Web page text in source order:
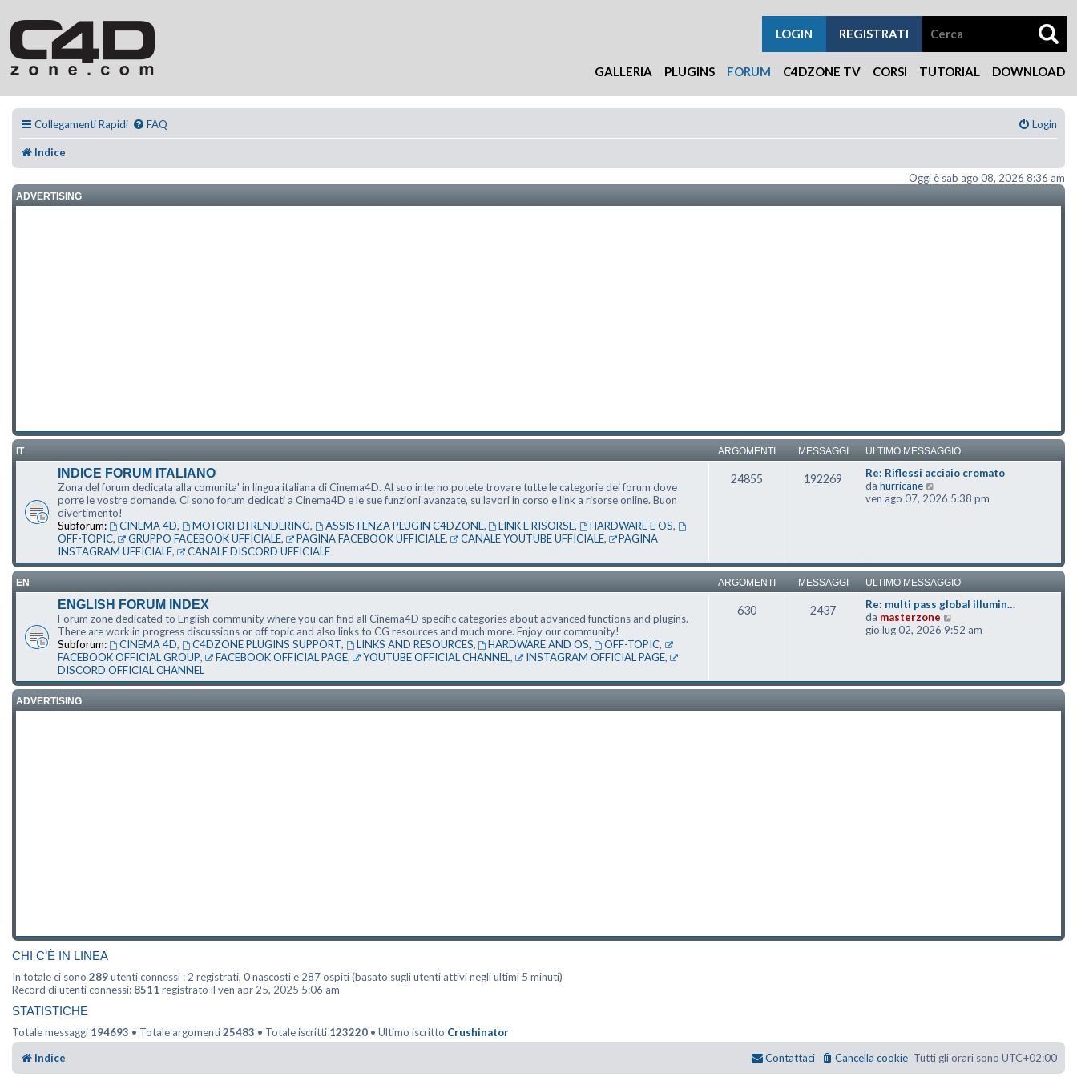
GALLERIA PLUGINS FORUM C4DZONE TV CORSI TUTORIAL DOWNLOAD
REGISTRATI
LOGIN
Collegamenti Rapidi FAQ Login
Indice
Oggi è sab ago 08, 2026 8:36 am
ADVERTISING
IT ARGOMENTI MESSAGGI ULTIMO MESSAGGIO
INDICE FORUM ITALIANO
Zona del forum dedicata alla comunita' in lingua italiana di Cinema4D. Al suo interno potete trovare tutte le categorie dei forum dove
porre le vostre domande. Ci sono forum dedicati a Cinema4D e le sue funzioni avanzate, su lavori in corso e link a risorse online. Buon
divertimento!
Subforum:
CINEMA 4D, MOTORI DI RENDERING, ASSISTENZA PLUGIN C4DZONE, LINK E RISORSE, HARDWARE E OS,
OFF-TOPIC, GRUPPO FACEBOOK UFFICIALE, PAGINA FACEBOOK UFFICIALE, CANALE YOUTUBE UFFICIALE,
PAGINA
INSTAGRAM UFFICIALE, CANALE DISCORD UFFICIALE
24855 192269
Re: Riflessi acciaio cromato
da hurricane
ven ago 07, 2026 5:38 pm
EN ARGOMENTI MESSAGGI ULTIMO MESSAGGIO
ENGLISH FORUM INDEX
Forum zone dedicated to English community where you can find all Cinema4D specific categories about advanced functions and plugins.
There are work in progress discussions or off topic and also links to CG resources and much more. Enjoy our community!
Subforum:
CINEMA 4D, C4DZONE PLUGINS SUPPORT, LINKS AND RESOURCES, HARDWARE AND OS, OFF-TOPIC,
FACEBOOK OFFICIAL GROUP, FACEBOOK OFFICIAL PAGE, YOUTUBE OFFICIAL CHANNEL, INSTAGRAM OFFICIAL PAGE,
DISCORD OFFICIAL CHANNEL
630 2437
Re: multi pass global illumin…
da masterzone
gio lug 02, 2026 9:52 am
ADVERTISING
CHI C’È IN LINEA
In totale ci sono 289utenti connessi : 2 registrati, 0 nascosti e 287 ospiti (basato sugli utenti attivi negli ultimi 5 minuti)
Record di utenti connessi: 8511 registrato il ven apr 25, 2025 5:06 am
STATISTICHE
Totale messaggi 194693 • Totale argomenti25483 • Totale iscritti 123220 • Ultimo iscritto Crushinator
Indice
Tutti gli orari sono UTC+02:00
Cancella cookie
Contattaci